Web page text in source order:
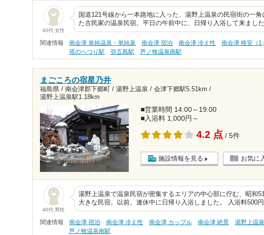
40代 女性
国道121号線から一本路地に入った、湯野上温泉の民宿街の一
た古民家の温泉民宿。平日の午前中に、日帰り入浴して来まし
関連情報 南会津 単純温泉・単純泉 南会津 宿泊 南会津 冷え性 南会津 格安（
塔のへつり駅
弥五島駅 芦ノ牧温泉南駅
まごころの宿星乃井
福島県 / 南会津郡下郷町 / 湯野上温泉 / 会津下郷駅5.51km /
湯野上温泉駅1.18km
■営業時間 14:00～19:00
■入浴料 1,000円～
4.2 点 / 5件
施設情報を見る お気に
40代 男性
湯野上温泉で温泉民宿が密集するエリアの中心部に佇む、昭和
大きな民宿。以前、連休中に日帰り入浴しました。 入浴料500
関連情報 南会津 宿泊 南会津 冷え性 南会津 カップル 南会津 絶景 湯野上温
芦ノ牧温泉南駅